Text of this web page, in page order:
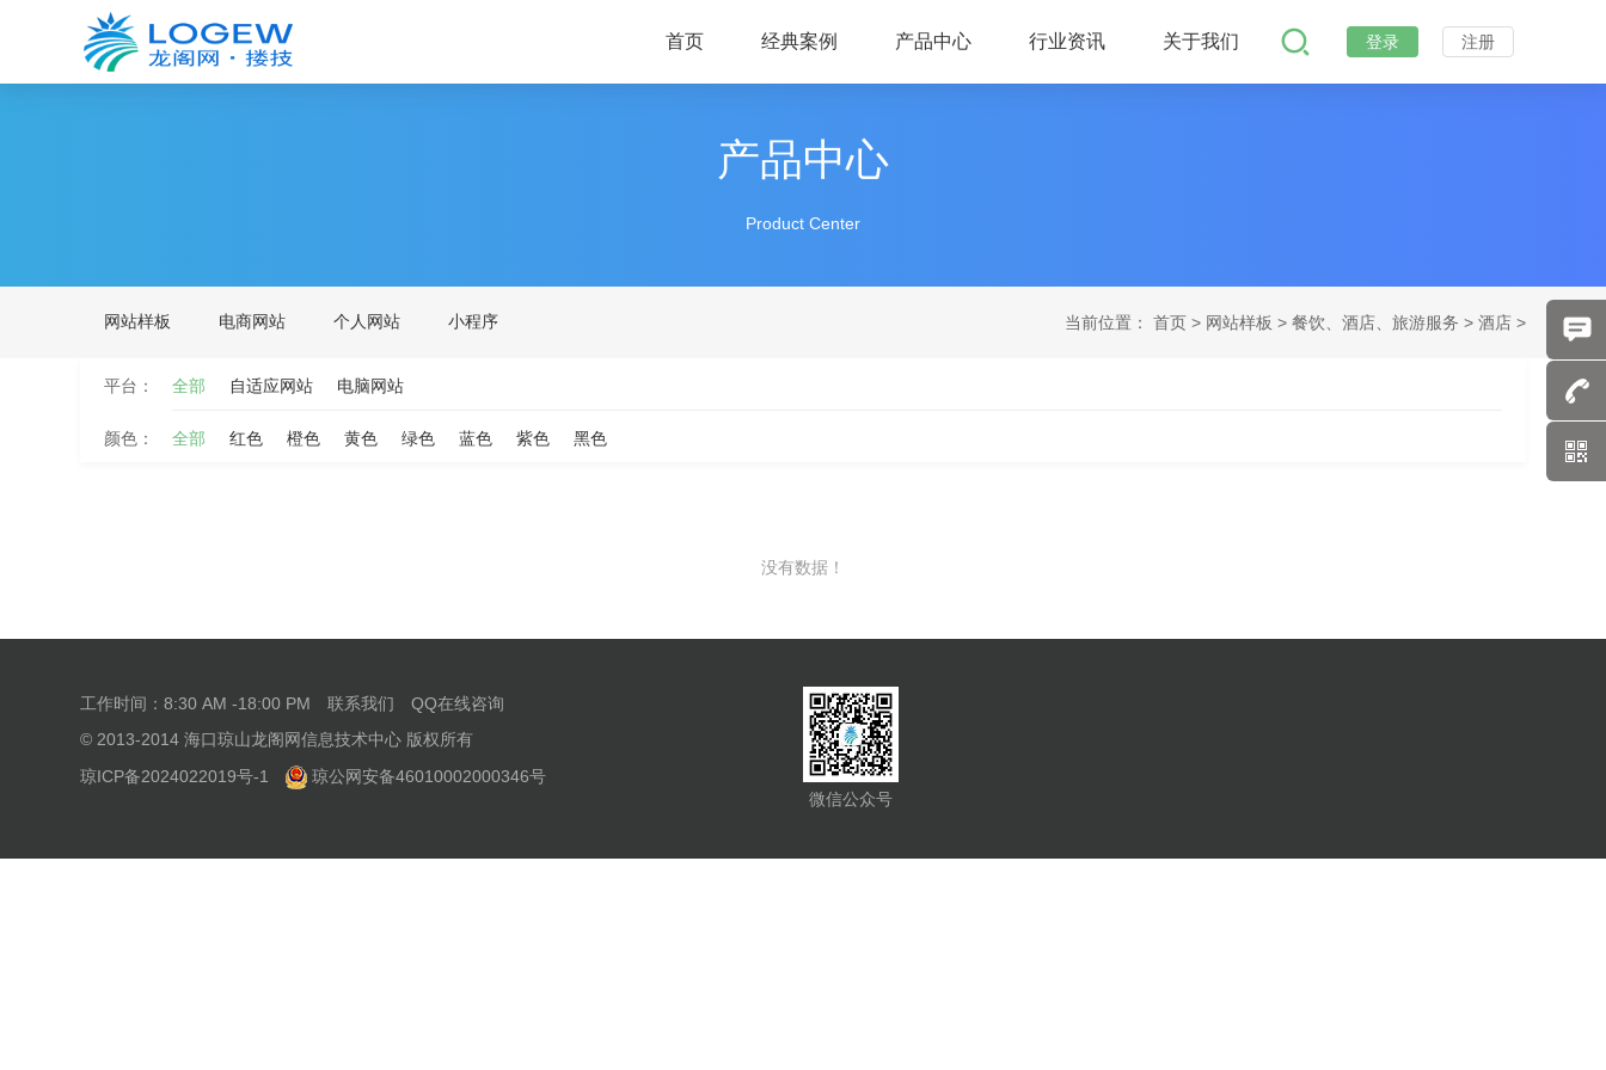
首页 经典案例 产品中心 行业资讯 关于我们 登录 注册
产品中心
Product Center
网站样板 电商网站 个人网站 小程序 当前位置： 首页> 网站样板 > 餐饮、酒店、旅游服务 > 酒店 >
平台： 全部 自适应网站 电脑网站
颜色： 全部 红色 橙色 黄色 绿色 蓝色 紫色 黑色
没有数据！
工作时间：8:30 AM -18:00 PM 联系我们
QQ在线咨询
© 2013-2014 海口琼山龙阁网信息技术中心 版权所有
琼ICP备2024022019号-1
琼公网安备46010002000346号
微信公众号